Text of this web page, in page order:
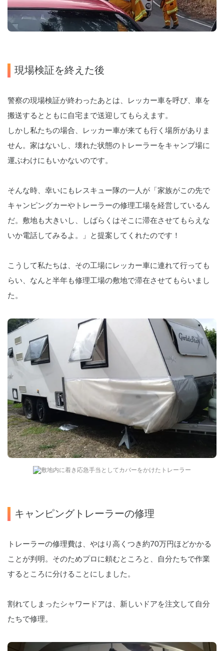
現場検証を終えた後
警察の現場検証が終わったあとは、レッカー車を呼び、車を
搬送するとともに自宅まで送迎してもらえます。
しかし私たちの場合、レッカー車が来ても行く場所がありま
せん。家はないし、壊れた状態のトレーラーをキャンプ場に
運ぶわけにもいかないのです。
そんな時、幸いにもレスキュー隊の一人が「家族がこの先で
キャンピングカーやトレーラーの修理工場を経営しているん
だ。敷地も大きいし、しばらくはそこに滞在させてもらえな
いか電話してみるよ。」と提案してくれたのです！
こうして私たちは、その工場にレッカー車に連れて行っても
らい、なんと半年も修理工場の敷地で滞在させてもらいまし
た。
敷地内に着き応急手当としてカバーをかけたトレーラー
キャンピングトレーラーの修理
トレーラーの修理費は、やはり高くつき約70万円ほどかかる
ことが判明。そのためプロに頼むところと、自分たちで作業
するところに分けることにしました。
割れてしまったシャワードアは、新しいドアを注文して自分
たちで修理。